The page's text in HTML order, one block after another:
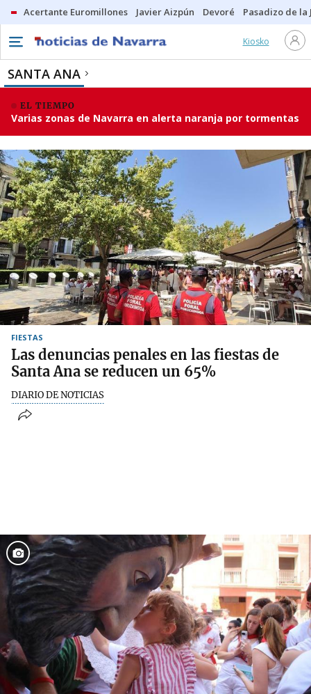
Acertante Euromillones Javier Aizpún Devoré Pasadizo de la
Kiosko
SANTA ANA
EL TIEMPO
Varias zonas de Navarra en alerta naranja por tormentas
FIESTAS
Las denuncias penales en las fiestas de
Santa Ana se reducen un 65%
DIARIO DE NOTICIAS